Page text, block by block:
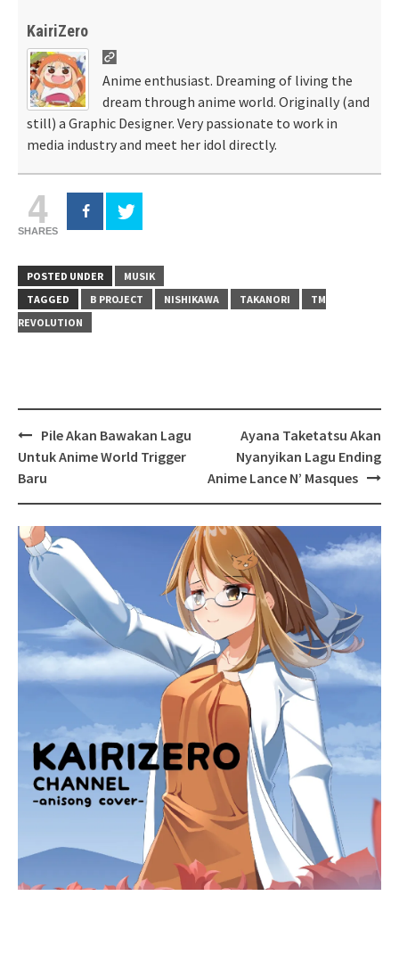
KairiZero
Anime enthusiast. Dreaming of living the
dream through anime world. Originally (and
still) a Graphic Designer. Very passionate to work in
media industry and meet her idol directly.
4
SHARES
POSTED UNDER
MUSIK
TAGGED
B PROJECT NISHIKAWA TAKANORI
TM
REVOLUTION
Post
navigation
Pile Akan Bawakan Lagu
Untuk Anime World Trigger
Baru
Ayana Taketatsu Akan
Nyanyikan Lagu Ending
Anime Lance N’ Masques